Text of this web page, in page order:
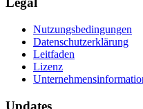
Nutzungsbedingungen
Datenschutzerklärung
Leitfaden
Lizenz
Updates